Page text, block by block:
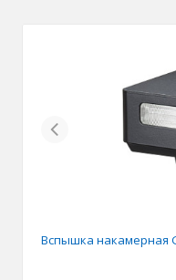
Previous
Вспышка накамерная